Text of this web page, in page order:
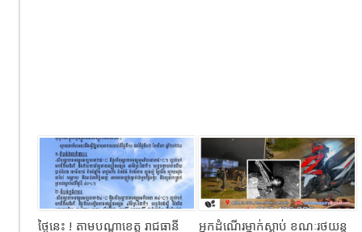
ថ្ងៃនេះ ! តាមបណ្តាខេត្ត រាជធានី អ្នកដំណេីរម្នាក់ស្លាប់​ ខណៈ​រថយន្ត